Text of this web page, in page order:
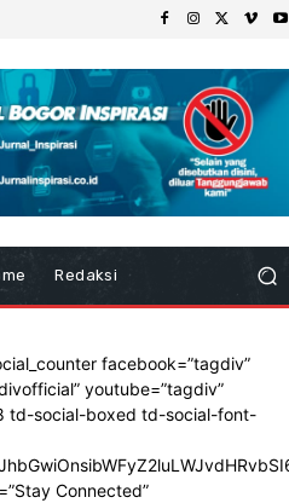
Redaksi
facebook=”tagdiv”
youtube=”tagdiv”
td-social-boxed td-social-font-
Connected”